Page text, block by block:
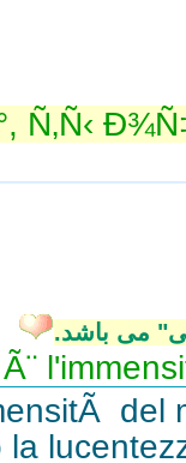
Ñ‚Ñ‹
می باشد.
del